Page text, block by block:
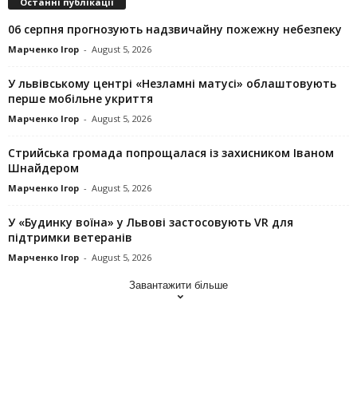
06 серпня прогнозують надзвичайну пожежну небезпеку
Марченко Ігор - August 5, 2026
У львівському центрі «Незламні матусі» облаштовують
перше мобільне укриття
Марченко Ігор - August 5, 2026
Стрийська громада попрощалася із захисником Іваном
Шнайдером
Марченко Ігор - August 5, 2026
У «Будинку воїна» у Львові застосовують VR для
підтримки ветеранів
Марченко Ігор - August 5, 2026
Завантажити більше